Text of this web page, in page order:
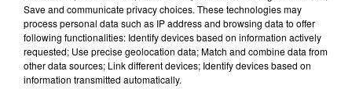
19 mai 2026
Pep Guardiola quitte Manchester City : une
annonce imminente après...
Pep Guardiola s'apprête à quitter Manchester City après une
victoire en FA Cup, mettant fin à une ère marquée par 20
Save and communicate privacy choices. These technologies may
process personal data such as IP address and browsing data to offer
following functionalities: Identify devices based on information actively
requested; Use precise geolocation data; Match and combine data from
other data sources; Link different devices; Identify devices based on
information transmitted automatically.